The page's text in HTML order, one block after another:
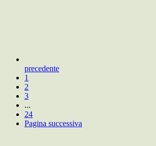
precedente
1
2
3
...
24
Pagina successiva